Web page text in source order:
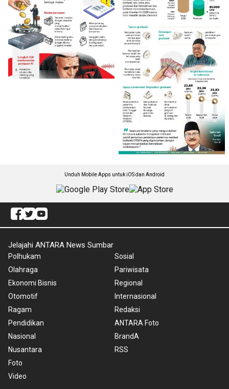
Unduh Mobile Apps untuk iOS dan Android
Jelajahi ANTARA News Sumbar
Polhukam
Olahraga
Ekonomi Bisnis
Otomotif
Ragam
Pendidikan
Nasional
Nusantara
Foto
Video
Sosial
Pariwisata
Regional
Internasional
Redaksi
ANTARA Foto
BrandA
RSS